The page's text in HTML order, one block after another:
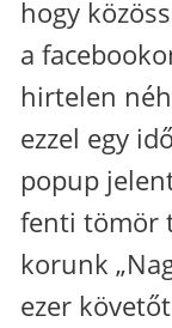
hogy
a
hirtelen
ezzel egy
popup
fenti tömör
korunk
ezer